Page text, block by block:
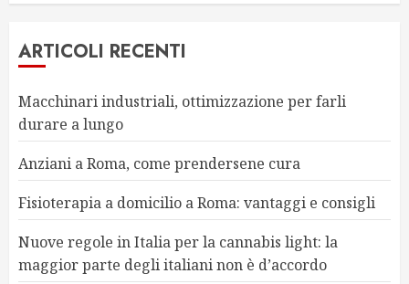
ARTICOLI RECENTI
Macchinari industriali, ottimizzazione per farli
durare a lungo
Anziani a Roma, come prendersene cura
Fisioterapia a domicilio a Roma: vantaggi e consigli
Nuove regole in Italia per la cannabis light: la
maggior parte degli italiani non è d’accordo